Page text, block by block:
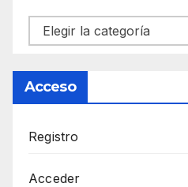
Categorías
Acceso
Registro
Acceder